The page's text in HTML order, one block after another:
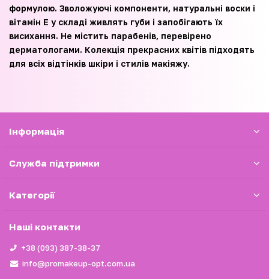
формулою. Зволожуючі компоненти, натуральні воски і
вітамін Е у складі живлять губи і запобігають їх
висихання. Не містить парабенів, перевірено
дерматологами. Колекція прекрасних квітів підходять
для всіх відтінків шкіри і стилів макіяжу.
Iнформація
Служба підтримки
Категорії
Наші контакти
+38 (093) 387-38-37
info@promakeup-opt.com.ua